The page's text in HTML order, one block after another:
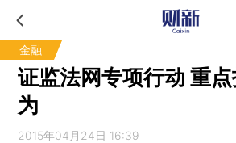
金融
证监法网专项行动 重
为
2015年04月24日 16:39